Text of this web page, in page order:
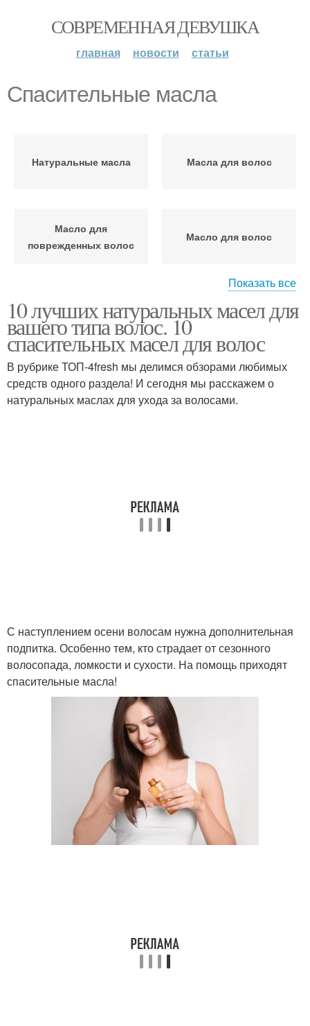
СОВРЕМЕННАЯ ДЕВУШКА
главная новости статьи
Спасительные масла
Натуральные масла Масла для волос
Масло для
поврежденных волос
Масло для волос
Аптечные масла Репейное масло
Масло с красным Косметическое масло
Показать все
10 лучших натуральных масел для
вашего типа волос. 10
спасительных масел для волос
В рубрике ТОП-4fresh мы делимся обзорами любимых
средств одного раздела! И сегодня мы расскажем о
натуральных маслах для ухода за волосами.
С наступлением осени волосам нужна дополнительная
подпитка. Особенно тем, кто страдает от сезонного
волосопада, ломкости и сухости. На помощь приходят
спасительные масла!